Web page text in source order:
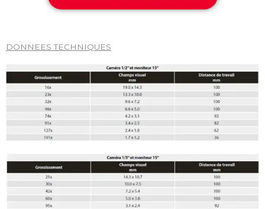
DONNEES TECHNIQUES